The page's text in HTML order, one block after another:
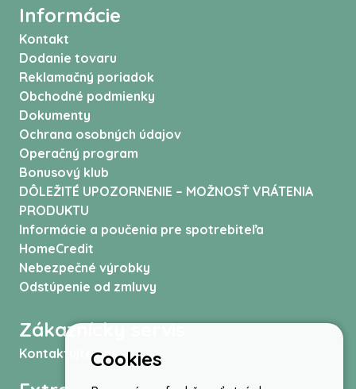
Informácie
Kontakt
Dodanie tovaru
Reklamačný poriadok
Obchodné podmienky
Dokumenty
Ochrana osobných údajov
Operačný program
Bonusový klub
DÔLEŽITÉ UPOZORNENIE – MOŽNOSŤ VRÁTENIA
PRODUKTU
Informácie a poučenia pre spotrebiteľa
HomeCredit
Nebezpečné výrobky
Odstúpenie od zmluvy
Zákaznícky servis
Kontaktujte násCookies